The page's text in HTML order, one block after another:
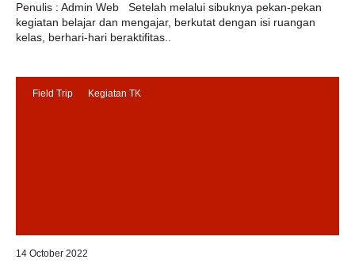
Penulis : Admin Web Setelah melalui sibuknya pekan-pekan
kegiatan belajar dan mengajar, berkutat dengan isi ruangan
kelas, berhari-hari beraktifitas..
Field Trip Kegiatan TK
14 October 2022